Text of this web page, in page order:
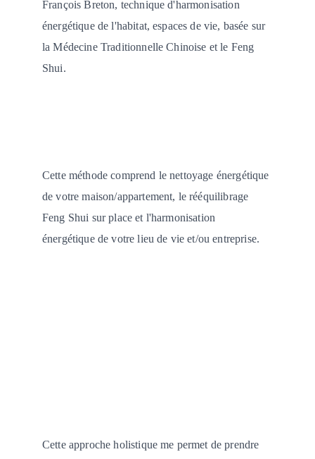
Cette approche holistique me permet de prendre
Cette méthode comprend le nettoyage énergétique
de votre maison/appartement, le rééquilibrage
Feng Shui sur place et l'harmonisation
énergétique de votre lieu de vie et/ou entreprise.
François Breton, technique d'harmonisation
énergétique de l'habitat, espaces de vie, basée sur
la Médecine Traditionnelle Chinoise et le Feng
Shui.